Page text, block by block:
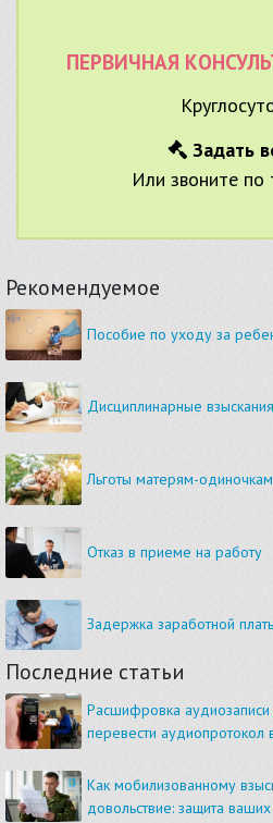
ПЕРВИЧНАЯ
Задать
Или звоните по
Рекомендуемое
Пособие по уходу за
Дисциплинарные взыскания
Льготы матерям-одиночкам
Отказ в приеме на работу
Задержка заработной
Последние статьи
Расшифровка аудиозаписи
перевести аудиопротокол
Как мобилизованному
довольствие: защита